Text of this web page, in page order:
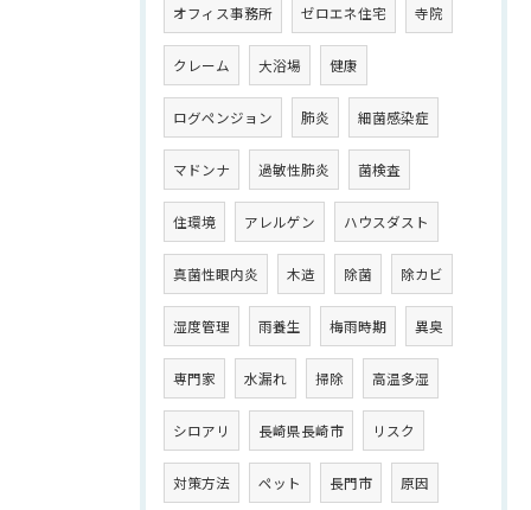
オフィス事務所 ゼロエネ住宅 寺院
クレーム 大浴場 健康
ログペンジョン 肺炎 細菌感染症
マドンナ 過敏性肺炎 菌検査
住環境 アレルゲン ハウスダスト
真菌性眼内炎 木造 除菌 除カビ
湿度管理 雨養生 梅雨時期 異臭
専門家 水漏れ 掃除 高温多湿
シロアリ 長崎県長崎市 リスク
対策方法 ペット 長門市 原因